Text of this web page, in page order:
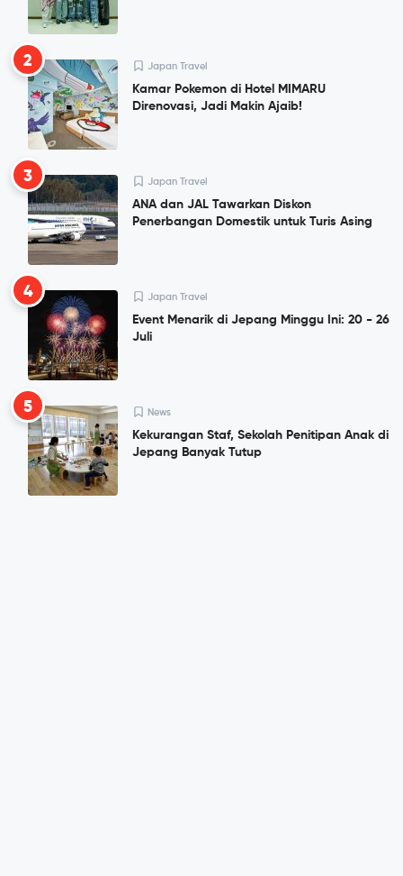
2 Japan Travel
Kamar Pokemon di Hotel MIMARU
Direnovasi, Jadi Makin Ajaib!
3 Japan Travel
ANA dan JAL Tawarkan Diskon
Penerbangan Domestik untuk Turis Asing
4 Japan Travel
Event Menarik di Jepang Minggu Ini: 20 - 26
Juli
5 News
Kekurangan Staf, Sekolah Penitipan Anak di
Jepang Banyak Tutup